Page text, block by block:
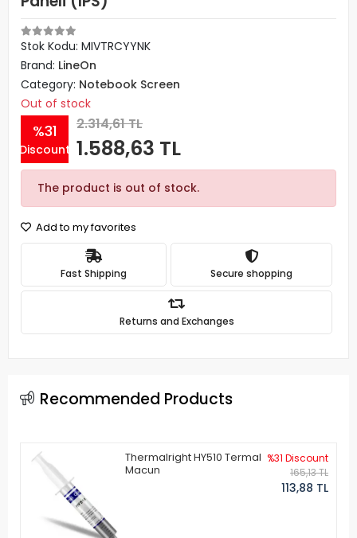
Stok Kodu: MIVTRCYYNK
Brand: LineOn
Category: Notebook Screen
Out of stock
%31
Discount
2.314,61 TL
1.588,63 TL
The product is out of stock.
Add to my favorites
Fast Shipping Secure shopping
Returns and Exchanges
Recommended Products
Thermalright HY510 Termal
Macun
%31 Discount
165,13 TL
113,88 TL